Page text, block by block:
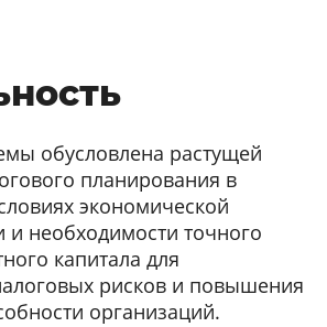
обусловлена растущей
планирования в
экономической
и необходимости точного
капитала для
рисков и повышения
организаций.